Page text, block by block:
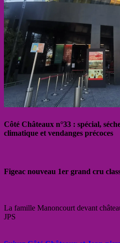
Côté Châteaux n°33 : spécial,
climatique et vendanges précoces
Figeac nouveau 1er grand cru
La famille Manoncourt devant
JPS